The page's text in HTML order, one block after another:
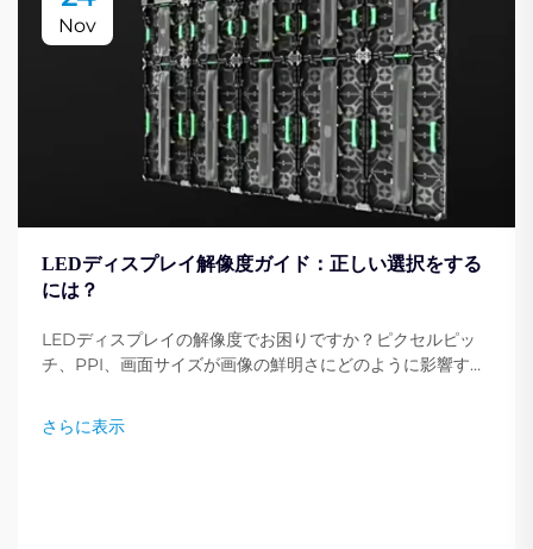
Nov
LEDディスプレイ解像度ガイド：正しい選択をする
には？
LEDディスプレイの解像度でお困りですか？ピクセルピッ
チ、PPI、画面サイズが画像の鮮明さにどのように影響する
家のヒントを紹介しています。今すぐ読む。
さらに表示